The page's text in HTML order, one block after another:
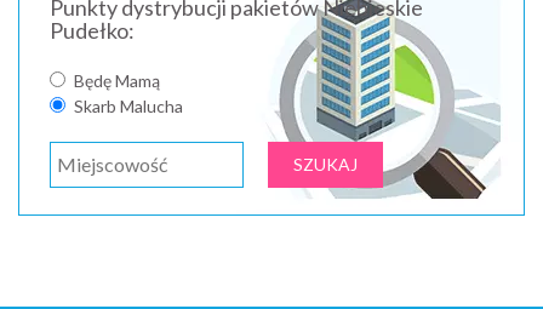
Punkty dystrybucji pakietów Niebieskie
Pudełko:
Będę Mamą
Skarb Malucha